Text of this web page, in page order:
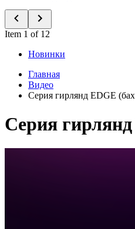
Item 1 of 12
Новинки
Главная
Видео
Серия гирлянд EDGE
Серия